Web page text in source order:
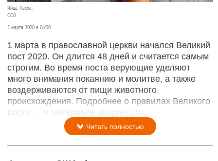
Яйца. Пасха.
СС0
2 марта 2020 в 06:30
1 марта в православной церкви начался Великий
пост 2020. Он длится 48 дней и считается самым
строгим. Во время поста верующие уделяют
много внимания покаянию и молитве, а также
воздерживаются от пищи животного
происхождения. Подробнее о правилах Великого
поста — в материале altapress.ru.
Читать полностью